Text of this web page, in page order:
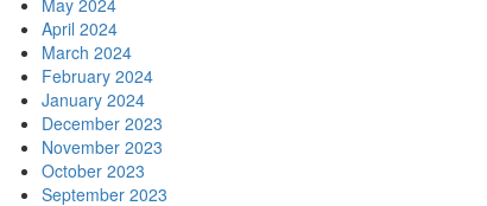
May 2024
April 2024
March 2024
February 2024
January 2024
December 2023
November 2023
October 2023
September 2023